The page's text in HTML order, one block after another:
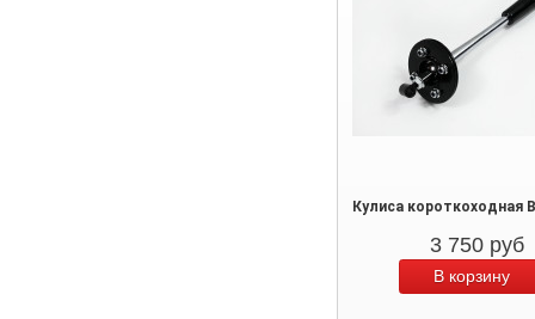
Кулиса короткоходная
3 750 руб